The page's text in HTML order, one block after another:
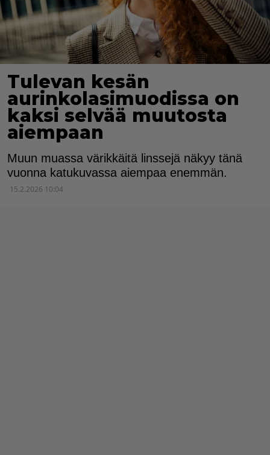
Tulevan kesän
aurinkolasimuodissa on
kaksi selvää muutosta
aiempaan
Muun muassa värikkäitä linssejä näkyy tänä
vuonna katukuvassa aiempaa enemmän.
15.2.2026 10:04